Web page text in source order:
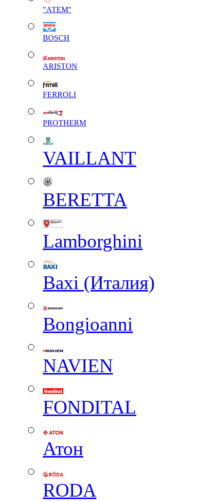
"АТЕМ"
BOSCH
ARISTON
FERROLI
PROTHERM
VAILLANT
BERETTA
Lamborghini
Baxi (Италия)
Вongioanni
NAVIEN
FONDITAL
Атон
RODA